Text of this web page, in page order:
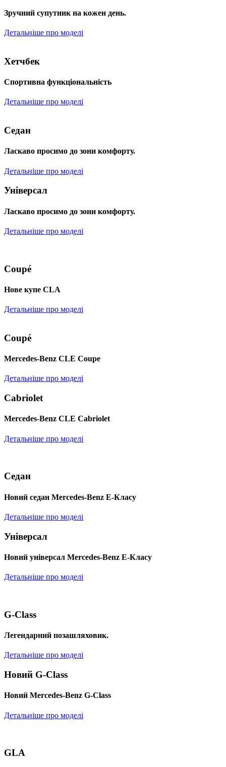
Зручний супутник на кожен день.
Детальніше про моделі
Хетчбек
Спортивна функціональність
Детальніше про моделі
Седан
Ласкаво просимо до зони комфорту.
Детальніше про моделі
Універсал
Ласкаво просимо до зони комфорту.
Детальніше про моделі
Coupé
Нове купе CLA
Детальніше про моделі
Coupé
Mercedes-Benz CLE Coupe
Детальніше про моделі
Cabriolet
Mercedes-Benz CLE Cabriolet
Детальніше про моделі
Седан
Новий седан Mercedes-Benz Е-Класу
Детальніше про моделі
Універсал
Новий універсал Mercedes-Benz E-Класу
Детальніше про моделі
G-Class
Легендарний позашляховик.
Детальніше про моделі
Новий G-Class
Новий Mercedes-Benz G-Class
Детальніше про моделі
GLA